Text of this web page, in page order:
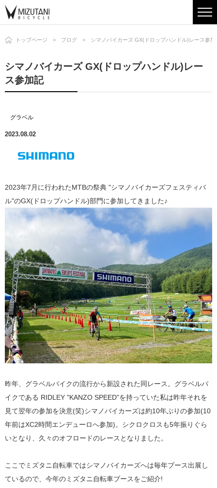
トップページ ブログ シマノバイカーズ GX(ドロップハンドル)レース参加
シマノバイカーズ GX(ドロップハンドル)レー
ス参加記
グラベル
2023.08.02
2023年7月に行われたMTBの祭典 "シマノバイカーズフェスティバ
ル"のGX(ドロップハンドル)部門に参加してきました♪
昨年、グラベルバイクの流行から新設された同レース。グラベルバ
イクである RIDLEY "KANZO SPEED"を持っていた私は昨年それを
見て翌年の参加を決意(笑)シマノバイカーズは約10年ぶりの参加(10
年前はXC2時間エンデューロへ参加)。シクロクロスも5年振りぐら
いとなり、久々のオフロードのレースとなりました。
ここでミズタニ自転車ではシマノバイカーズへは毎年ブース出展し
ているので、今年のミズタニ自転車ブースをご紹介!